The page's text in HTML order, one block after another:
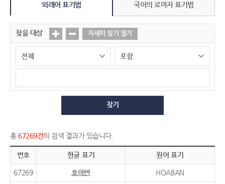
외래어 표기법 국어의 로마자 표기법
찾을 대상 자세히 찾기 열기
찾기
총 67269건의 검색 결과가 있습니다.
번호 한글 표기 원어 표기
67269 호아반 HOABAN